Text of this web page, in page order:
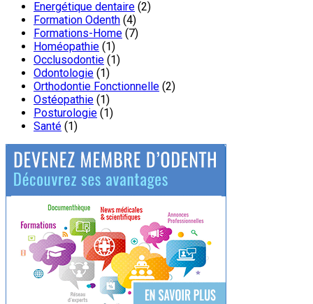
Energétique dentaire (2)
Formation Odenth (4)
Formations-Home (7)
Homéopathie (1)
Occlusodontie (1)
Odontologie (1)
Orthodontie Fonctionnelle (2)
Ostéopathie (1)
Posturologie (1)
Santé (1)